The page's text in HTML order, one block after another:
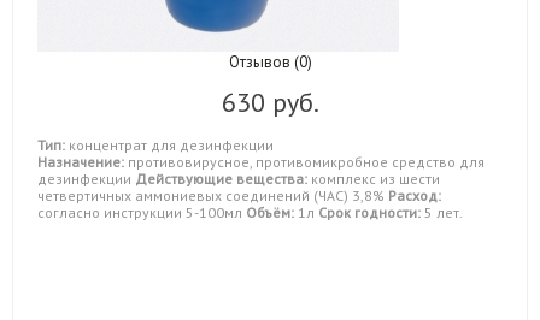
Отзывов (0)
630 руб.
Тип: концентрат для дезинфекции
Назначение: противовирусное, противомикробное средство для
дезинфекции Действующие вещества: комплекс из шести
четвертичных аммониевых соединений (ЧАС) 3,8% Расход:
согласно инструкции 5-100мл Объём: 1л Срок годности: 5 лет.